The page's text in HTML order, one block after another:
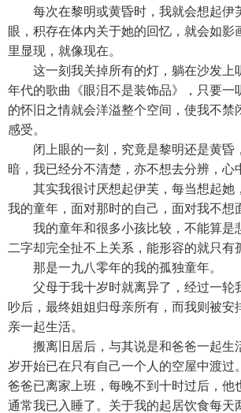
每次在黎明或黄昏时，我就会想起伊
眼，积存在体内关于她的回忆，就会如影
里显现，就像现在。
这一刻我关掉所有的灯，躺在沙发上
年代的歌曲《眼泪不是装饰品》，只要一
的怀旧之情就会洋溢整个空间，使我不禁
感受。
闭上眼的一刻，究竟是黎明还是黄昏
暗，我已经分不清楚，亦不想去分辨，心
其实我很讨厌想起伊芙，每当想起她
我的童年，面对那时的自己，面对我不想
我的童年和很多小孩比较，不能算是
二字却完全扯不上关系，能形容的就只有
那是一九八零年的我的孤独童年。
父母于我十岁时就离异了，经过一轮
吵后，最终姐姐归母亲所有，而我则被安
亲一起生活。
搬离旧居后，与其说是和爸爸一起生
岁开始已在只有自己一个人的空屋中渡过
爸爸已离家上班，每晚不到十时过后，他
通常我已入睡了。关于我的起居饮食每天